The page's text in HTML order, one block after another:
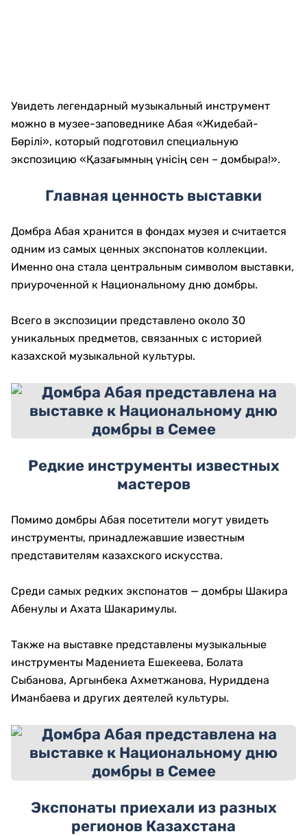
Увидеть легендарный музыкальный инструмент
можно в музее-заповеднике Абая «Жидебай-
Бөрілі», который подготовил специальную
экспозицию «Қазағымның үнісің сен – домбыра!».
Главная ценность выставки
Домбра Абая хранится в фондах музея и считается
одним из самых ценных экспонатов коллекции.
Именно она стала центральным символом выставки,
приуроченной к Национальному дню домбры.
Всего в экспозиции представлено около 30
уникальных предметов, связанных с историей
казахской музыкальной культуры.
Редкие инструменты известных
мастеров
Помимо домбры Абая посетители могут увидеть
инструменты, принадлежавшие известным
представителям казахского искусства.
Среди самых редких экспонатов — домбры Шакира
Абенулы и Ахата Шакаримулы.
Также на выставке представлены музыкальные
инструменты Мадениета Ешекеева, Болата
Сыбанова, Аргынбека Ахметжанова, Нуриддена
Иманбаева и других деятелей культуры.
Экспонаты приехали из разных
регионов Казахстана